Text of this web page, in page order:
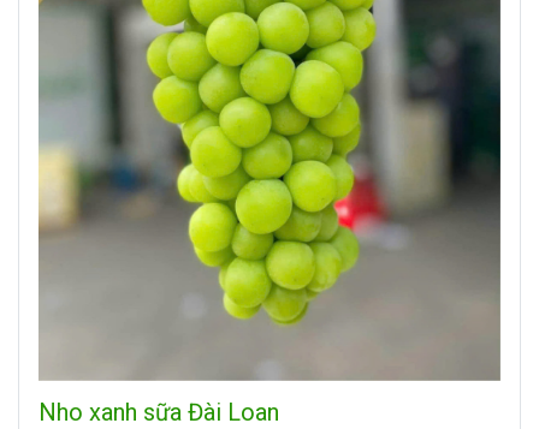
Nho xanh sữa Đài Loan